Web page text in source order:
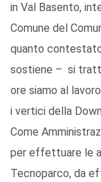
in Val Basento,
Comune del
quanto
sostiene – si
ore siamo al
i vertici della
Come
per effettuare le
Tecnoparco, da